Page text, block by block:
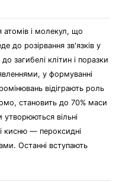
атомів і молекул, що
до розірвання зв'язків у
загибелі клітин і поразки
у формуванні
відіграють роль
становить до 70% маси
утворюються вільні
кисню — пероксидні
Останні вступають